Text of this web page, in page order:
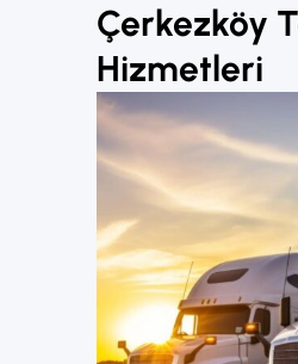
Çerkezköy
Hizmetleri